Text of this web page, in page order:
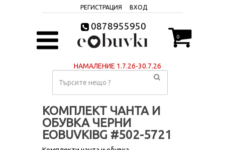
РЕГИСТРАЦИЯ ВХОД
0878955950
0
НАМАЛЕНИЕ 1.7.26-30.7.26
КОМПЛЕКТ ЧАНТА И
ОБУВКА ЧЕРНИ
EOBUVKIBG #502-5721